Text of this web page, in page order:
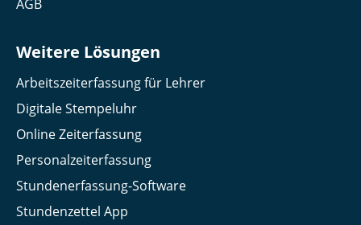
AGB
Weitere Lösungen
Arbeitszeiterfassung für Lehrer
Digitale Stempeluhr
Online Zeiterfassung
Personalzeiterfassung
Stundenerfassung-Software
Stundenzettel App